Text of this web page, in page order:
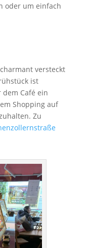
oder um einfach
versteckt
ist
Café ein
Shopping auf
Zu